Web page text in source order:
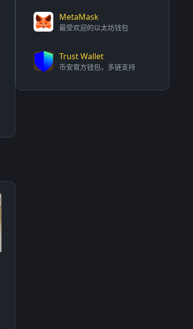
MetaMask
最受欢迎的以太坊钱包
Trust Wallet
币安官方钱包，多链支持